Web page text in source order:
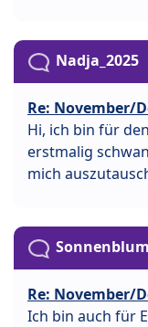
Nadja_2025
Re: November/
Hi, ich bin für
erstmalig
mich
Re: November/
Ich bin auch für